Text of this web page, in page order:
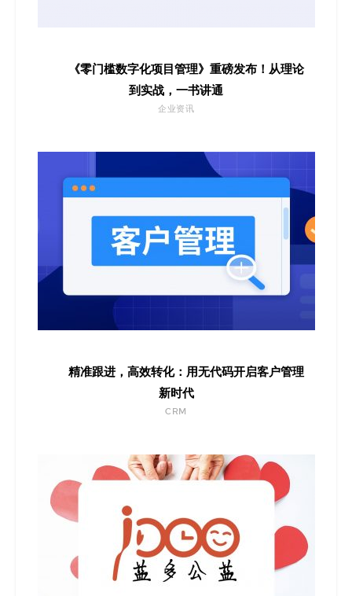
《零门槛数字化项目管理》重磅发布！从理论
到实战，一书讲通
企业资讯
精准跟进，高效转化：用无代码开启客户管理
新时代
CRM